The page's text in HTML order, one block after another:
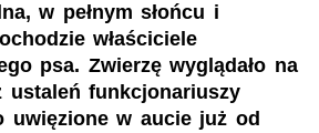
w pełnym słońcu i
właściciele
psa. Zwierzę wyglądało na
ustaleń funkcjonariuszy
uwięzione w aucie już od